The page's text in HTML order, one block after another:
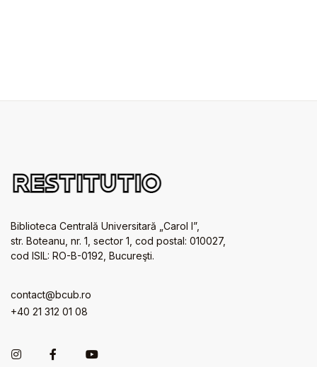
Biblioteca Centrală Universitară „Carol I”,
str. Boteanu, nr. 1, sector 1, cod postal: 010027,
cod ISIL: RO-B-0192, Bucureşti.
contact@bcub.ro
+40 21 312 01 08